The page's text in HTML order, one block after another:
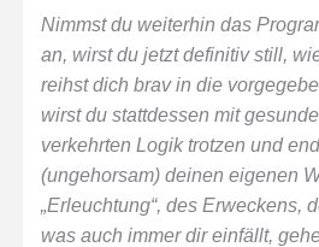
Nimmst du weiterhin das
an, wirst du jetzt definitiv still,
reihst dich brav in die
wirst du stattdessen mit
verkehrten Logik trotzen und
(ungehorsam) deinen eigenen
„Erleuchtung“, des Erweckens,
was auch immer dir einfällt,